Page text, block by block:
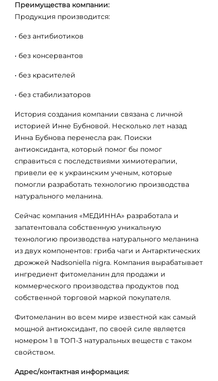
Преимущества компании:
Продукция производится:
• без антибиотиков
• без консервантов
• без красителей
• без стабилизаторов
История создания компании связана с личной
историей Инне Бубновой. Несколько лет назад
Инна Бубнова перенесла рак. Поиски
антиоксиданта, который помог бы помог
справиться с последствиями химиотерапии,
привели ее к украинским ученым, которые
помогли разработать технологию производства
натурального меланина.
Сейчас компания «МЕДИННА» разработала и
запатентовала собственную уникальную
технологию производства натурального меланина
из двух компонентов: гриба чаги и Антарктических
дрожжей Nadsoniella nigra. Компания вырабатывает
ингредиент фитомеланин для продажи и
коммерческого производства продуктов под
собственной торговой маркой покупателя.
Фитомеланин во всем мире известной как самый
мощной антиоксидант, по своей силе является
номером 1 в ТОП-3 натуральных веществ с таком
свойством.
Адрес/контактная информация: